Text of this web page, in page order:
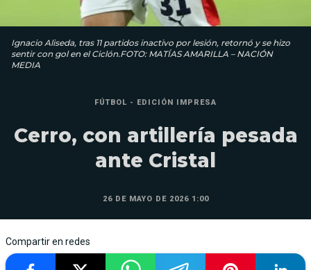
Ignacio Aliseda, tras 11 partidos inactivo por lesión, retornó y se hizo
sentir con gol en el Ciclón.FOTO: MATÍAS AMARILLA – NACIÓN
MEDIA
FÚTBOL - EDICIÓN IMPRESA
Cerro, con artillería pesada
ante Cristal
26 DE MAYO DE 2026 1:00
Compartir en redes